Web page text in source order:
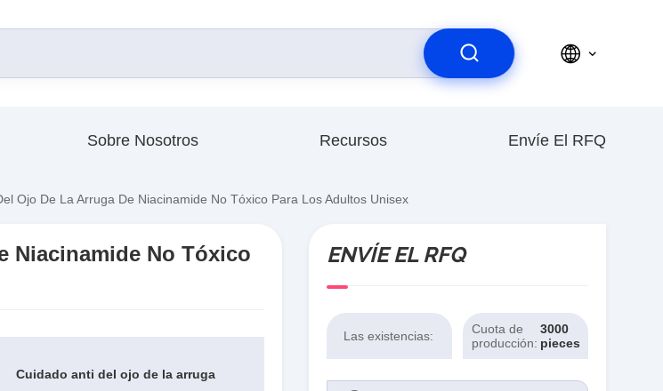
Sobre Nosotros Recursos Envíe El RFQ
Ojo De La Arruga De Niacinamide No Tóxico Para Los Adultos Unisex
Niacinamide No Tóxico
Cuidado anti del ojo de la arruga
ENVÍE EL RFQ
Las existencias:
Cuota de
producción:
3000
pieces